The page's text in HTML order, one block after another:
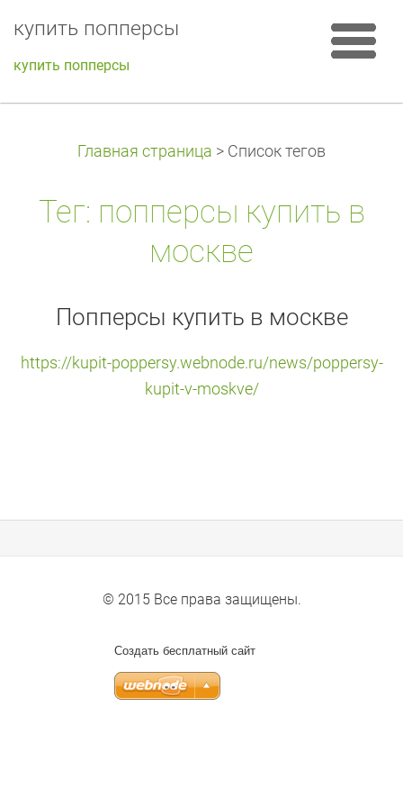
купить попперсы
купить попперсы
Главная страница > Список тегов
Тег: попперсы купить в
москве
Попперсы купить в москве
https://kupit-poppersy.webnode.ru/news/poppersy-
kupit-v-moskve/
© 2015 Все права защищены.
Создать бесплатный сайт